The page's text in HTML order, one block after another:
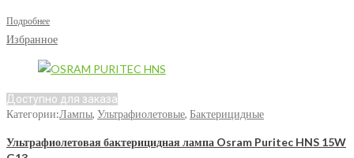
Подробнее
Избранное
Доступно для заказа
Категории:Лампы, Ультрафиолетовые, Бактерицидные
Ультрафиолетовая бактерицидная лампа Osram Puritec HNS 15W